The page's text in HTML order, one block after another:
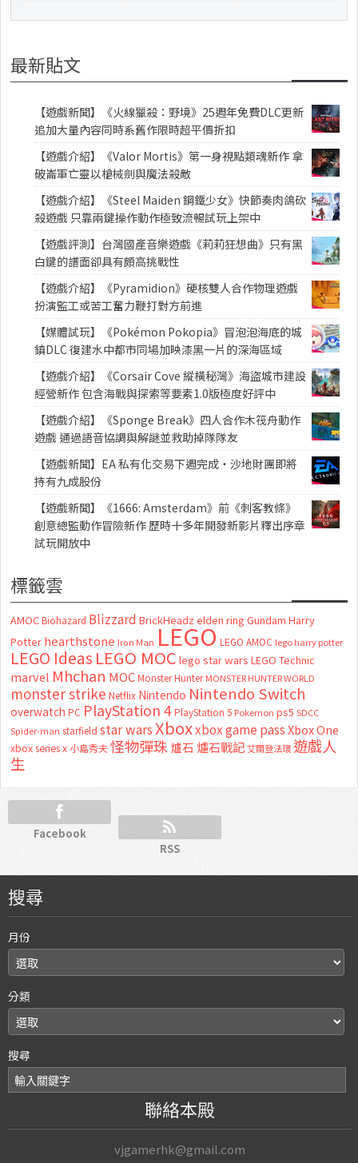
最新貼文
【遊戲新聞】《火線獵殺：野境》25週年免費DLC更新
追加大量內容同時系舊作限時超平價折扣
【遊戲介紹】《Valor Mortis》第一身視點類魂新作 拿
破崙軍亡靈以槍械劍與魔法殺敵
【遊戲介紹】《Steel Maiden 鋼鐵少女》快節奏肉鴿砍
殺遊戲 只靠兩鍵操作動作極致流暢試玩上架中
【遊戲評測】台灣國產音樂遊戲《莉莉狂想曲》只有黑
白鍵的譜面卻具有頗高挑戰性
【遊戲介紹】《Pyramidion》硬核雙人合作物理遊戲
扮演監工或苦工奮力鞭打對方前進
【媒體試玩】《Pokémon Pokopia》冒泡泡海底的城
鎮DLC 復建水中都市同場加映漆黑一片的深海區域
【遊戲介紹】《Corsair Cove 縱橫秘灣》海盜城市建設
經營新作 包含海戰與探索等要素1.0版極度好評中
【遊戲介紹】《Sponge Break》四人合作木筏舟動作
遊戲 通過語音協調與解謎並救助掉隊隊友
【遊戲新聞】EA 私有化交易下週完成・沙地財團即將
持有九成股份
【遊戲新聞】《1666: Amsterdam》前《刺客教條》
創意總監動作冒險新作 歷時十多年開發新影片釋出序章
試玩開放中
標籤雲
AMOC Biohazard Blizzard BrickHeadz elden ring Gundam Harry
Potter hearthstone Iron Man LEGO LEGO AMOC lego harry potter
LEGO Ideas LEGO MOC lego star wars LEGO Technic
marvel Mhchan MOC Monster Hunter MONSTER HUNTER WORLD
monster strike Netflix Nintendo Nintendo Switch
overwatch PC PlayStation 4 PlayStation 5 Pokemon ps5 SDCC
Spider-man starfield star wars Xboxxbox game passXbox One
xbox series x 小島秀夫怪物彈珠 爐石 爐石戰記艾爾登法環 遊戲人
生
Facebook
RSS
搜尋
月份
分類
搜尋
聯絡本殿
vjgamerhk@gmail.com